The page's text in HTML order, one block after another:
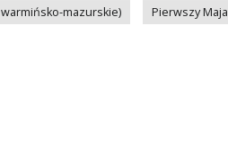
mazurskie) Pierwszy Maja